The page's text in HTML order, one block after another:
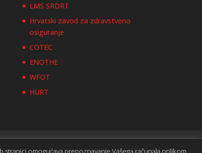
LMS SRDRT
Hrvatski zavod za zdravstveno
osiguranje
COTEC
ENOTHE
WFOT
HURT
omogućava prepoznavanje Vašega računala prilikom